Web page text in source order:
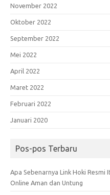
November 2022
Oktober 2022
September 2022
Mei 2022
April 2022
Maret 2022
Februari 2022
Januari 2020
Pos-pos Terbaru
Apa Sebenarnya Link Hoki Resmi
Online Aman dan Untung